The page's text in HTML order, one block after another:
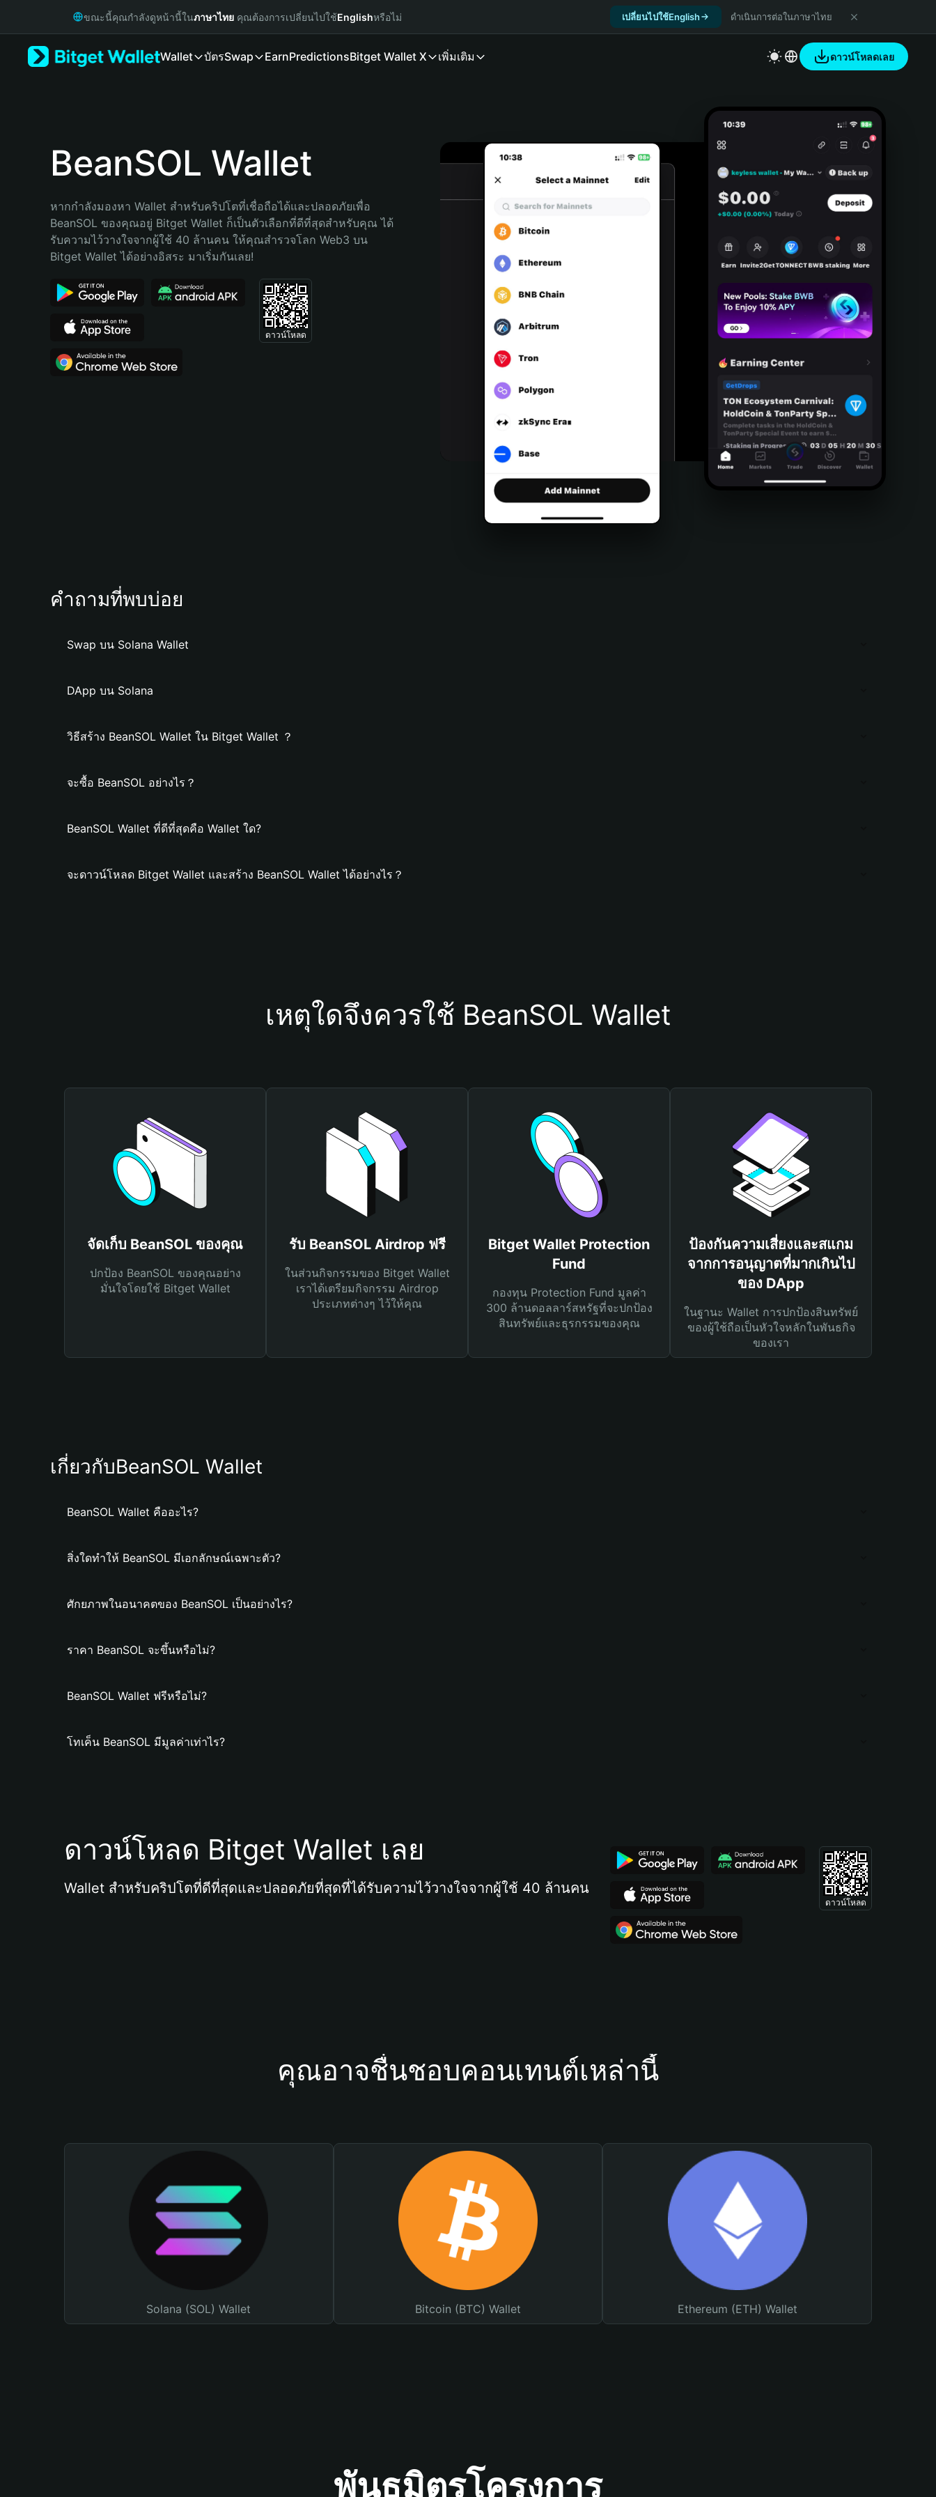
Русский
Bahasa Indonesia
Português (Brasil)
ขณะนี้คุณกำลังดูหน้านี้ในภาษาไทย คุณต้องการเปลี่ยนไปใช้Englishหรือไม่ เปลี่ยนไปใช้English ดำเนินการต่อในภาษาไทย
Wallet บัตรSwap EarnPredictionsBitget Wallet X เพิ่มเติม ดาวน์โหลดเลย
BeanSOL Wallet
หากกำลังมองหา Wallet สำหรับคริปโตที่เชื่อถือได้และปลอดภัยเพื่อ
BeanSOL ของคุณอยู่ Bitget Wallet ก็เป็นตัวเลือกที่ดีที่สุดสำหรับคุณ ได้
รับความไว้วางใจจากผู้ใช้ 40 ล้านคน ให้คุณสำรวจโลก Web3 บน
Bitget Wallet ได้อย่างอิสระ มาเริ่มกันเลย!
ดาวน์โหลด
คำถามที่พบบ่อย
Swap บน Solana Wallet
DApp บน Solana
วิธีสร้าง BeanSOL Wallet ใน Bitget Wallet ？
จะซื้อ BeanSOL อย่างไร？
BeanSOL Wallet ที่ดีที่สุดคือ Wallet ใด?
จะดาวน์โหลด Bitget Wallet และสร้าง BeanSOL Wallet ได้อย่างไร？
เหตุใดจึงควรใช้ BeanSOL Wallet
จัดเก็บ BeanSOL ของคุณ
ปกป้อง BeanSOL ของคุณอย่าง
มั่นใจโดยใช้ Bitget Wallet
รับ BeanSOL Airdrop ฟรี
ในส่วนกิจกรรมของ Bitget Wallet
เราได้เตรียมกิจกรรม Airdrop
ประเภทต่างๆ ไว้ให้คุณ
Bitget Wallet Protection
Fund
กองทุน Protection Fund มูลค่า
300 ล้านดอลลาร์สหรัฐที่จะปกป้อง
สินทรัพย์และธุรกรรมของคุณ
ป้องกันความเสี่ยงและสแกม
จากการอนุญาตที่มากเกินไป
ของ DApp
ในฐานะ Wallet การปกป้องสินทรัพย์
ของผู้ใช้ถือเป็นหัวใจหลักในพันธกิจ
ของเรา
เกี่ยวกับBeanSOL Wallet
BeanSOL Wallet คืออะไร?
สิ่งใดทำให้ BeanSOL มีเอกลักษณ์เฉพาะตัว?
ศักยภาพในอนาคตของ BeanSOL เป็นอย่างไร?
ราคา BeanSOL จะขึ้นหรือไม่?
BeanSOL Wallet ฟรีหรือไม่?
โทเค็น BeanSOL มีมูลค่าเท่าไร?
ดาวน์โหลด Bitget Wallet เลย
Wallet สำหรับคริปโตที่ดีที่สุดและปลอดภัยที่สุดที่ได้รับความไว้วางใจจากผู้ใช้ 40 ล้านคน
ดาวน์โหลด
คุณอาจชื่นชอบคอนเทนต์เหล่านี้
Solana (SOL) Wallet Bitcoin (BTC) Wallet Ethereum (ETH) Wallet
พันธมิตรโครงการ